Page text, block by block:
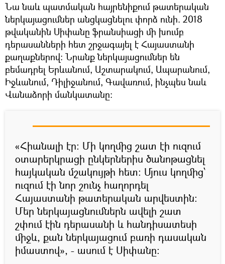
Նա նաև պատմական հայրենիքում թատերական
ներկայացումներ անցկացնելու փորձ ունի. 2018
թվականին Սիփանը ֆրանսիացի մի խումբ
դերասանների հետ շրջագայել է Հայաստանի
քաղաքներով։ Նրանք ներկայացումներ են
բեմադրել Երևանում, Աշտարակում, Ապարանում,
Իջևանում, Դիլիջանում, Գավառում, ինչպես նաև
Վանաձորի մանկատանը։
«Հիանալի էր։ Մի կողմից շատ էի ուզում
օտարերկրացի ընկերներիս ծանոթացնել
հայկական մշակույթի հետ։ Մյուս կողմից՝
ուզում էի նոր շունչ հաղորդել
Հայաստանի թատերական արվեստին։
Մեր ներկայացնումներն ավելի շատ
շփում էին դերասանի և հանդիսատեսի
միջև, քան ներկայացում բառի դասական
իմաստով», - ասում է Սիփանը։